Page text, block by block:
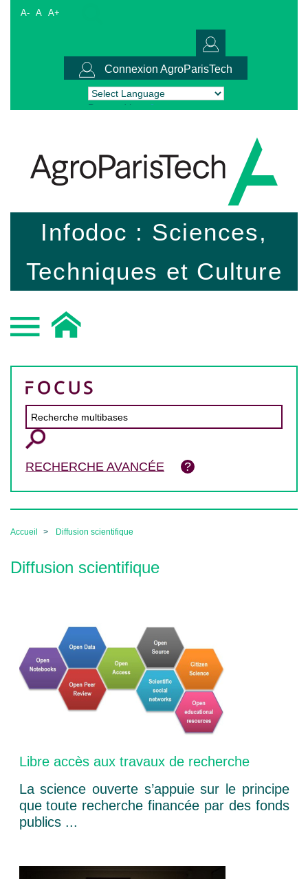
A- A A+
Connexion AgroParisTech
Powered by Translate
Infodoc : Sciences,
Techniques et Culture
RECHERCHE AVANCÉE
Accueil Diffusion scientifique
Diffusion scientifique
Libre accès aux travaux de recherche
La science ouverte s’appuie sur le principe
que toute recherche financée par des fonds
publics ...